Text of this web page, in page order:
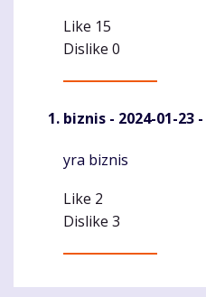
Like 15
Dislike 0
biznis - 2024-01-23
Komentaras
yra biznis
Like 2
Dislike 3